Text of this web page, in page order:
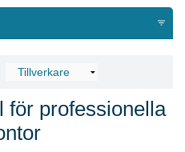
för professionella